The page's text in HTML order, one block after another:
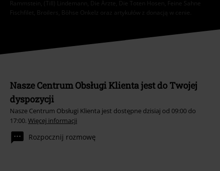
Rammstein, (Till) Lindemann, Die Ärzte, Die Toten Hosen, Feine Sahne
Fischfilet, Broilers, Böhse Onkelz oraz artykułów z donacją w cenie.
Nasze Centrum Obsługi Klienta jest do Twojej
dyspozycji
Nasze Centrum Obsługi Klienta jest dostępne dzisiaj od 09:00 do
17:00. Więcej informacji
Rozpocznij rozmowę